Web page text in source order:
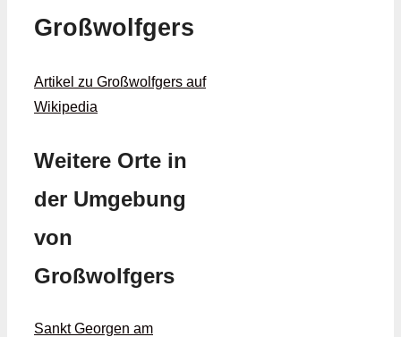
Großwolfgers
Artikel zu Großwolfgers auf
Wikipedia
Weitere Orte in
der Umgebung
von
Großwolfgers
Sankt Georgen am